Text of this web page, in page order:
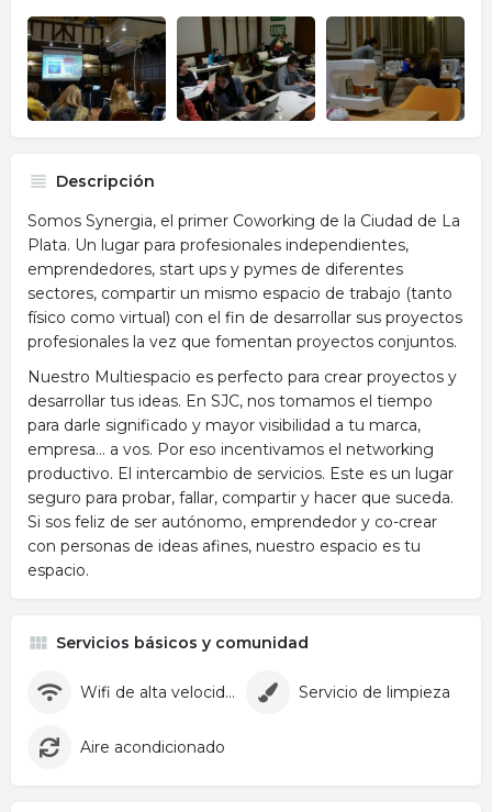
Descripción
Somos Synergia, el primer Coworking de la Ciudad de La
Plata. Un lugar para profesionales independientes,
emprendedores, start ups y pymes de diferentes
sectores, compartir un mismo espacio de trabajo (tanto
físico como virtual) con el fin de desarrollar sus proyectos
profesionales la vez que fomentan proyectos conjuntos.
Nuestro Multiespacio es perfecto para crear proyectos y
desarrollar tus ideas. En SJC, nos tomamos el tiempo
para darle significado y mayor visibilidad a tu marca,
empresa… a vos. Por eso incentivamos el networking
productivo. El intercambio de servicios. Este es un lugar
seguro para probar, fallar, compartir y hacer que suceda.
Si sos feliz de ser autónomo, emprendedor y co-crear
con personas de ideas afines, nuestro espacio es tu
espacio.
Servicios básicos y comunidad
Wifi de alta velocidad Servicio de limpieza
Aire acondicionado